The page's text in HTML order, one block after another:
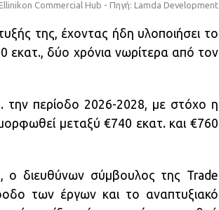
Commercial Hub - Πηγή: Lamda Development
της, έχοντας ήδη υλοποιήσει το
εκατ., δύο χρόνια νωρίτερα από τον
την περίοδο 2026-2028, με στόχο η
μεταξύ €740 εκατ. και €760
ο διευθύνων σύμβουλος της Trade
των έργων και το αναπτυξιακό